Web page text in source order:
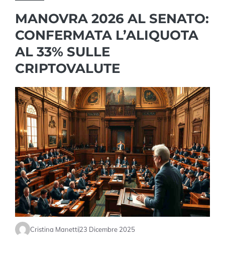
MANOVRA 2026 AL SENATO:
CONFERMATA L’ALIQUOTA
AL 33% SULLE
CRIPTOVALUTE
Cristina Manetti23 Dicembre 2025